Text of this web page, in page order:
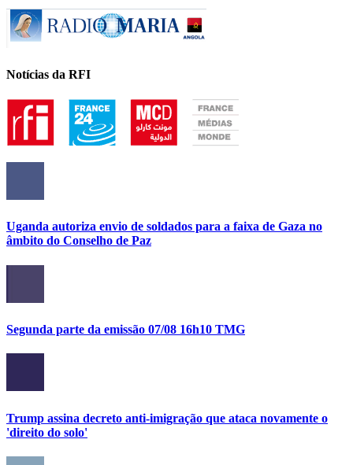
Notícias da RFI
Uganda autoriza envio de soldados para a faixa de Gaza no
âmbito do Conselho de Paz
Segunda parte da emissão 07/08 16h10 TMG
Trump assina decreto anti-imigração que ataca novamente o
'direito do solo'